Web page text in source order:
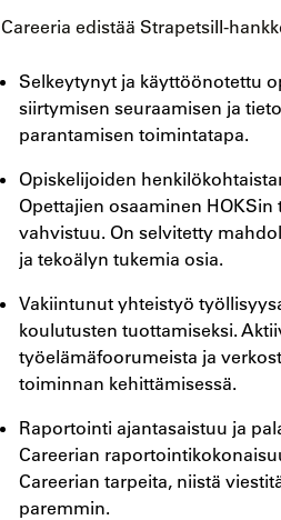
Careeria edistää StrapetsiII-
Selkeytynyt ja käyttöönotettu
siirtymisen seuraamisen ja
parantamisen toimintatapa.
Opiskelijoiden
Opettajien osaaminen
vahvistuu. On selvitetty
ja tekoälyn tukemia osia.
Vakiintunut yhteistyö
koulutusten tuottamiseksi.
työelämäfoorumeista ja
toiminnan kehittämisessä.
Raportointi ajantasaistuu ja
Careerian
Careerian tarpeita, niistä
paremmin.